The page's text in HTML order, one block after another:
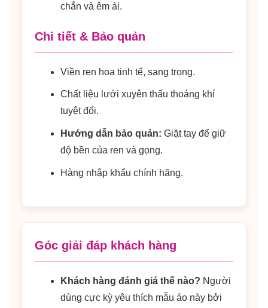
chắn và êm ái.
Chi tiết & Bảo quản
Viền ren hoa tinh tế, sang trọng.
Chất liệu lưới xuyên thấu thoáng khí
tuyệt đối.
Hướng dẫn bảo quản: Giặt tay để giữ
độ bền của ren và gọng.
Hàng nhập khẩu chính hãng.
Góc giải đáp khách hàng
Khách hàng đánh giá thế nào? Người
dùng cực kỳ yêu thích mẫu áo này bởi